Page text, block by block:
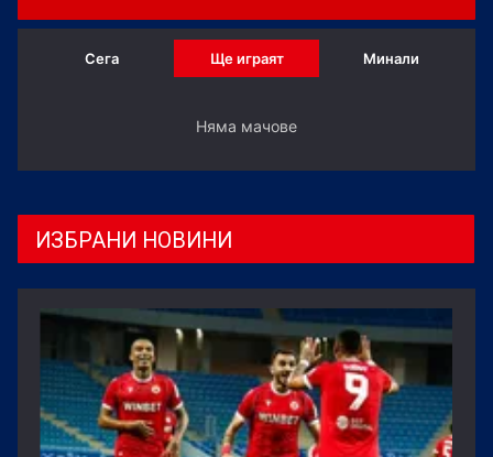
Сега Ще играят Минали
Няма мачове
ИЗБРАНИ НОВИНИ